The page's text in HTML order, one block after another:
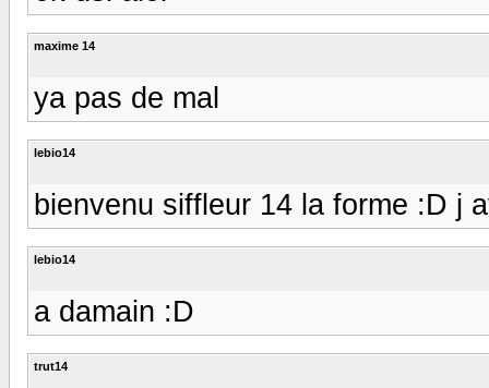
maxime 14
ya pas de mal
lebio14
bienvenu siffleur 14 la forme :D j
lebio14
a damain :D
trut14